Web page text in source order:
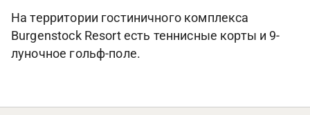
На территории гостиничного комплекса
Burgenstock Resort есть теннисные корты и 9-
луночное гольф-поле.